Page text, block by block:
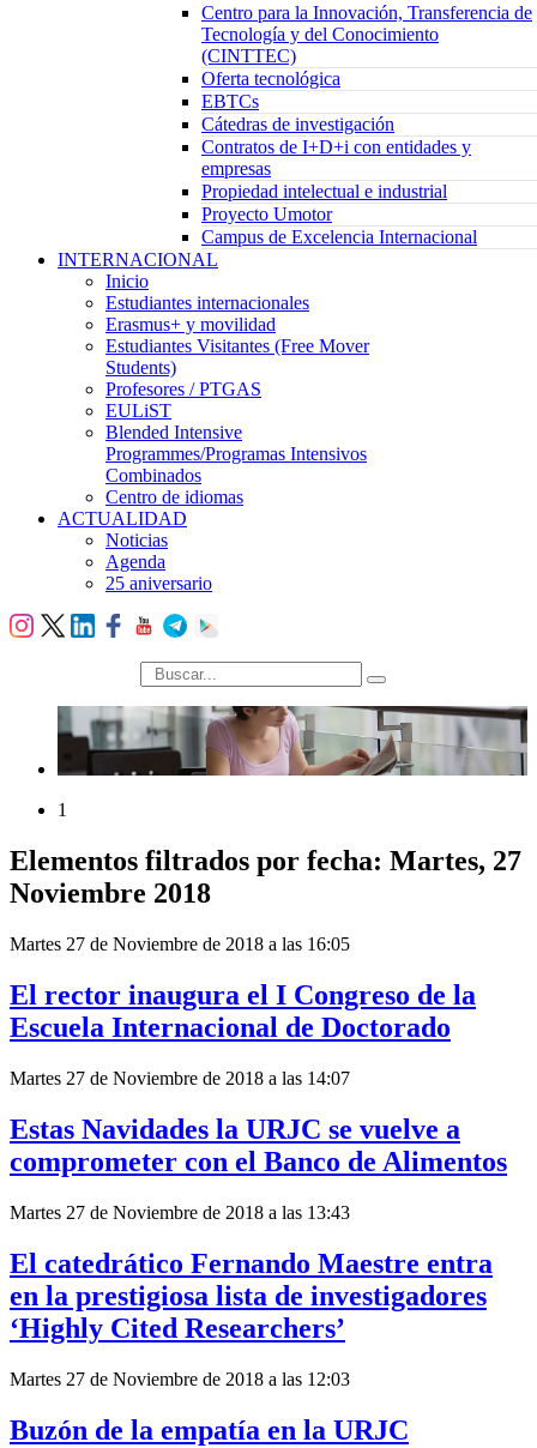
Centro para la Innovación, Transferencia de
Tecnología y del Conocimiento
(CINTTEC)
Oferta tecnológica
EBTCs
Cátedras de investigación
Contratos de I+D+i con entidades y
empresas
Propiedad intelectual e industrial
Proyecto Umotor
Campus de Excelencia Internacional
INTERNACIONAL
Inicio
Estudiantes internacionales
Erasmus+ y movilidad
Estudiantes Visitantes (Free Mover
Students)
Profesores / PTGAS
EULiST
Blended Intensive
Programmes/Programas Intensivos
Combinados
Centro de idiomas
ACTUALIDAD
Noticias
Agenda
25 aniversario
búsqueda
1
Elementos filtrados por fecha: Martes, 27
Noviembre 2018
Martes 27 de Noviembre de 2018 a las 16:05
El rector inaugura el I Congreso de la
Escuela Internacional de Doctorado
Martes 27 de Noviembre de 2018 a las 14:07
Estas Navidades la URJC se vuelve a
comprometer con el Banco de Alimentos
Martes 27 de Noviembre de 2018 a las 13:43
El catedrático Fernando Maestre entra
en la prestigiosa lista de investigadores
‘Highly Cited Researchers’
Martes 27 de Noviembre de 2018 a las 12:03
Buzón de la empatía en la URJC